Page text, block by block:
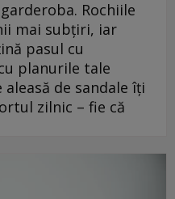
Rochiile
mai subțiri, iar
pasul cu
planurile tale
de sandale îți
zilnic – fie că